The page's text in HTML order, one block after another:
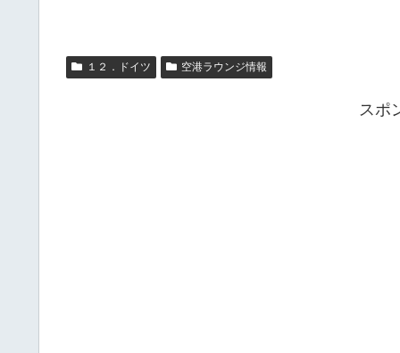
１２．ドイツ 空港ラウンジ情報
スポ